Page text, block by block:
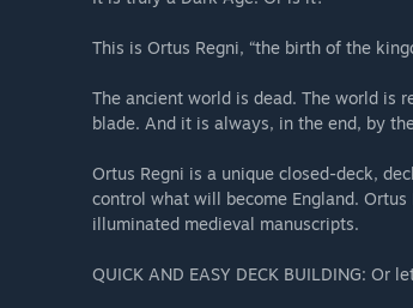
This is Ortus Regni, “the birth of the
The ancient world is dead. The world is
blade. And it is always, in the end, by
Ortus Regni is a unique closed-deck,
control what will become England.
illuminated medieval manuscripts.
QUICK AND EASY DECK BUILDING: